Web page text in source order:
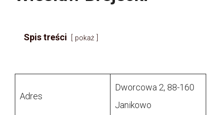
Spis treści pokaż
Adres
Dworcowa 2, 88-160
Janikowo